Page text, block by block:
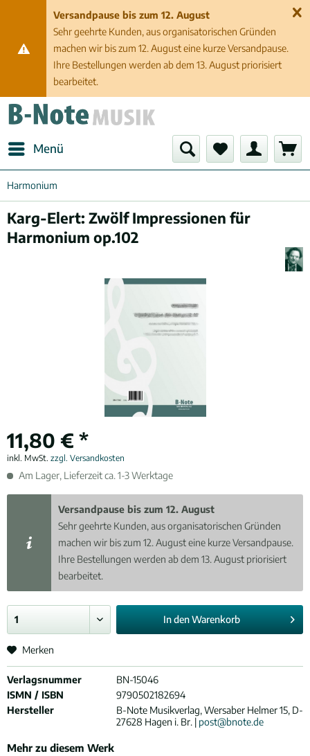
Versandpause bis zum 12. August
Sehr geehrte Kunden, aus organisatorischen Gründen
machen wir bis zum 12. August eine kurze Versandpause.
Ihre Bestellungen werden ab dem 13. August priorisiert
bearbeitet.
Menü
Harmonium
Karg-Elert: Zwölf Impressionen für
Harmonium op.102
11,80 € *
inkl. MwSt. zzgl. Versandkosten
Am Lager, Lieferzeit ca. 1-3 Werktage
Versandpause bis zum 12. August
Sehr geehrte Kunden, aus organisatorischen Gründen
machen wir bis zum 12. August eine kurze Versandpause.
Ihre Bestellungen werden ab dem 13. August priorisiert
bearbeitet.
In denWarenkorb
Merken
Verlagsnummer
BN-15046
ISMN / ISBN
9790502182694
Hersteller
B-Note Musikverlag, Wersaber Helmer 15, D-
27628 Hagen i. Br. | post@bnote.de
Mehr zu diesem Werk